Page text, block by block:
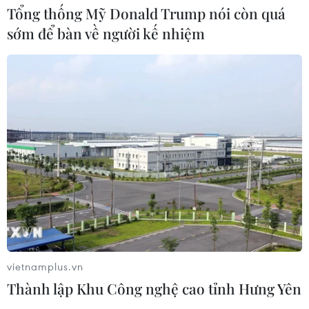
CƠ QUAN CHỦ QUẢN: THÔNG TẤN XÃ VIỆT NAM
Tổng Biên tập: TRẦN TIẾN DUẨN
Phó Tổng Biên tập: NGUYỄN THỊ TÁM, KHÚC THANH
THỦY
Sở hữu trí tuệ
RSS
Hỗ trợ
Tổng thống Mỹ Donald Trump nói còn quá
sớm để bàn về người kế nhiệm
vietnamplus.vn
Thành lập Khu Công nghệ cao tỉnh Hưng Yên